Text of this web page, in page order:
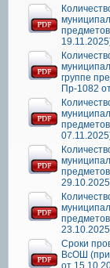
группе
Пр-1082
Сроки
ВсОШ
от